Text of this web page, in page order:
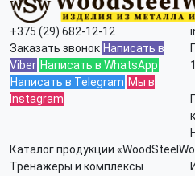
+375 (29) 682-12-12
Заказать звонок Написать в
Viber Написать в WhatsApp
Написать в Telegram Мы в
Instagram
Каталог продукции
Тренажеры и комплексы